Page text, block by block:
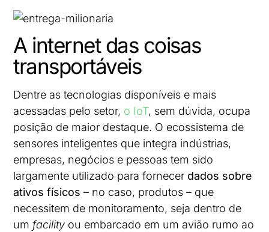
A internet das coisas
transportáveis
Dentre as tecnologias disponíveis e mais
acessadas pelo setor, o IoT, sem dúvida, ocupa
posição de maior destaque. O ecossistema de
sensores inteligentes que integra indústrias,
empresas, negócios e pessoas tem sido
largamente utilizado para fornecer dados sobre
ativos físicos – no caso, produtos – que
necessitem de monitoramento, seja dentro de
um facility ou embarcado em um avião rumo ao